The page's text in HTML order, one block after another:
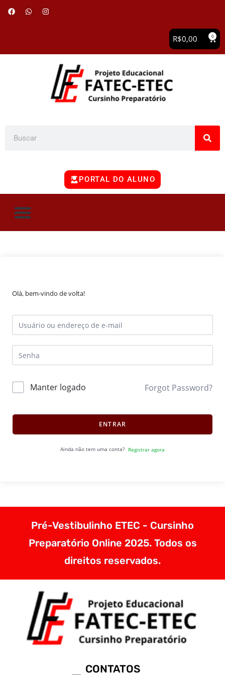
R$0,00 0
PORTAL DO ALUNO
Olá, bem-vindo de volta!
Manter logado Forgot Password?
ENTRAR
Ainda não tem uma conta? Registrar agora
Pré-Vestibulinho ETEC - Cursinho
Preparatório Online 2025. Todos os
direitos reservados.
CONTATOS